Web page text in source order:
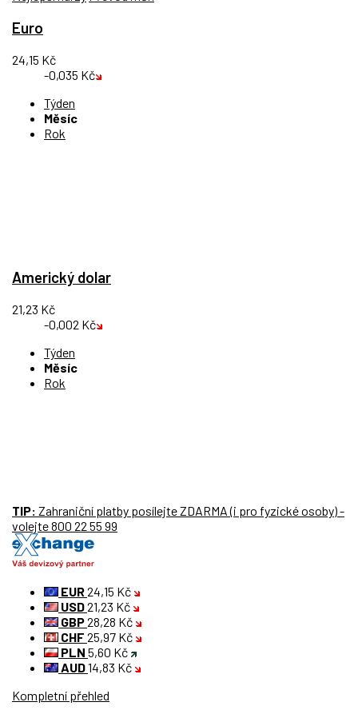
Euro
24,15 Kč
-0,035 Kč
Týden
Měsíc
Rok
Americký dolar
21,23 Kč
-0,002 Kč
Týden
Měsíc
Rok
TIP: Zahraniční platby posílejteZDARMA (i pro fyzické osoby) -
volejte 800 22 55 99
EUR24,15 Kč
USD21,23 Kč
GBP28,28 Kč
CHF 25,97 Kč
PLN 5,60 Kč
AUD14,83 Kč
Kompletní přehled